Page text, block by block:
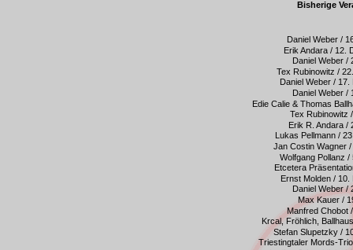
Bisherige
Daniel Weber /
Erik Andara / 12.
Daniel Weber /
Tex Rubinowitz /
Daniel Weber /
Daniel Weber /
Edie Calie & Thomas
Tex Rubinowitz
Erik R. Andara /
Lukas Pellmann /
Jan Costin Wagner
Wolfgang Pollanz
Etcetera
Ernst Molden /
Daniel Weber /
Max Kauer /
Manfred Chobot
Krcal, Fröhlich,
Stefan Slupetzky /
Triestingtaler Mords-